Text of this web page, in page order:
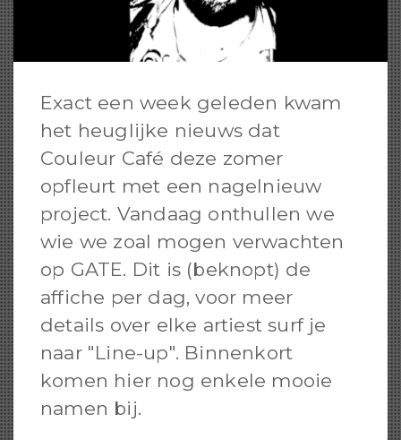
Exact een week geleden kwam
het heuglijke nieuws dat
Couleur Café deze zomer
opfleurt met een nagelnieuw
project. Vandaag onthullen we
wie we zoal mogen verwachten
op GATE. Dit is (beknopt) de
affiche per dag, voor meer
details over elke artiest surf je
naar "Line-up". Binnenkort
komen hier nog enkele mooie
namen bij.